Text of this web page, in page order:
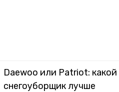
Daewoo или Patriot: какой
снегоуборщик лучше